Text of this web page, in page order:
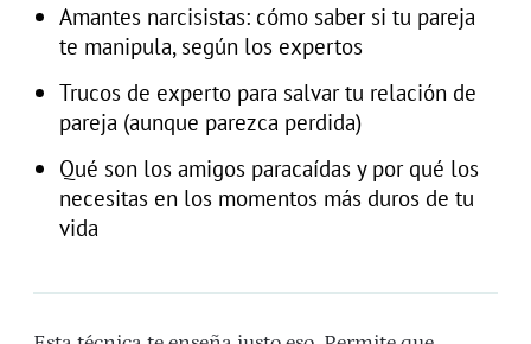
Amantes narcisistas: cómo saber si tu pareja
te manipula, según los expertos
Trucos de experto para salvar tu relación de
pareja (aunque parezca perdida)
Qué son los amigos paracaídas y por qué los
necesitas en los momentos más duros de tu
vida